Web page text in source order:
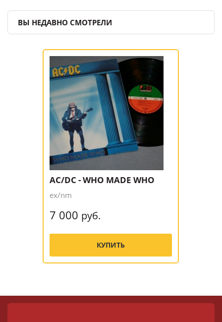
ВЫ НЕДАВНО СМОТРЕЛИ
AC/DC - WHO MADE WHO
ex/nm
7 000 руб.
КУПИТЬ